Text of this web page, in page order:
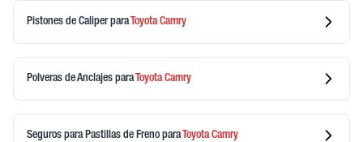
Pistones de CaliperparaToyotaCamry
Polveras de Anclajes paraToyotaCamry
Seguros para Pastillas de Freno paraToyotaCamry